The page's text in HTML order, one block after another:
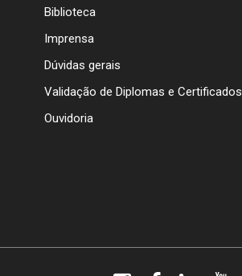
Biblioteca
Imprensa
Dúvidas gerais
Validação de Diplomas e Certificados
Ouvidoria